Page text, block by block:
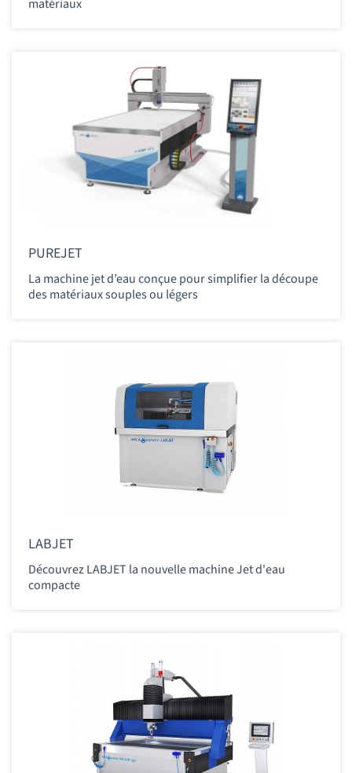
matériaux
PUREJET
La machine jet d’eau conçue pour simplifier la découpe
des matériaux souples ou légers
LABJET
Découvrez LABJET la nouvelle machine Jet d'eau
compacte